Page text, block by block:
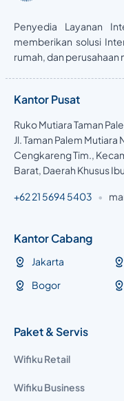
Penyedia Layanan
memberikan solusi
rumah, dan perusahaan
Kantor Pusat
Ruko Mutiara Taman
Jl. Taman Palem Mutiara
Cengkareng Tim.,
Barat, Daerah Khusus
+62 21 5694 5403 •
Kantor Cabang
Jakarta
Bogor
Paket & Servis
Wifiku Retail
Wifiku Business